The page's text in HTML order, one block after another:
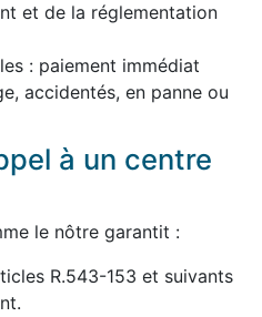
et de la réglementation
: paiement immédiat
accidentés, en panne ou
à un centre
le nôtre garantit :
R.543-153 et suivants